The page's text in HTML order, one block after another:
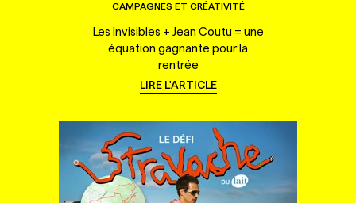
CAMPAGNES ET CRÉATIVITÉ
Les Invisibles + Jean Coutu = une
équation gagnante pour la
rentrée
LIRE L'ARTICLE